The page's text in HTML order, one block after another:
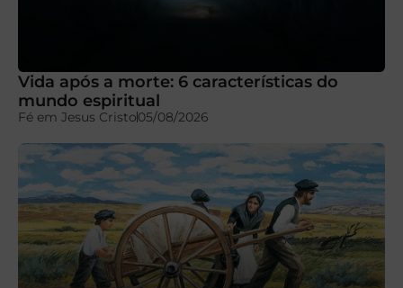
Vida após a morte: 6 características do
mundo espiritual
Fé em Jesus Cristo05/08/2026